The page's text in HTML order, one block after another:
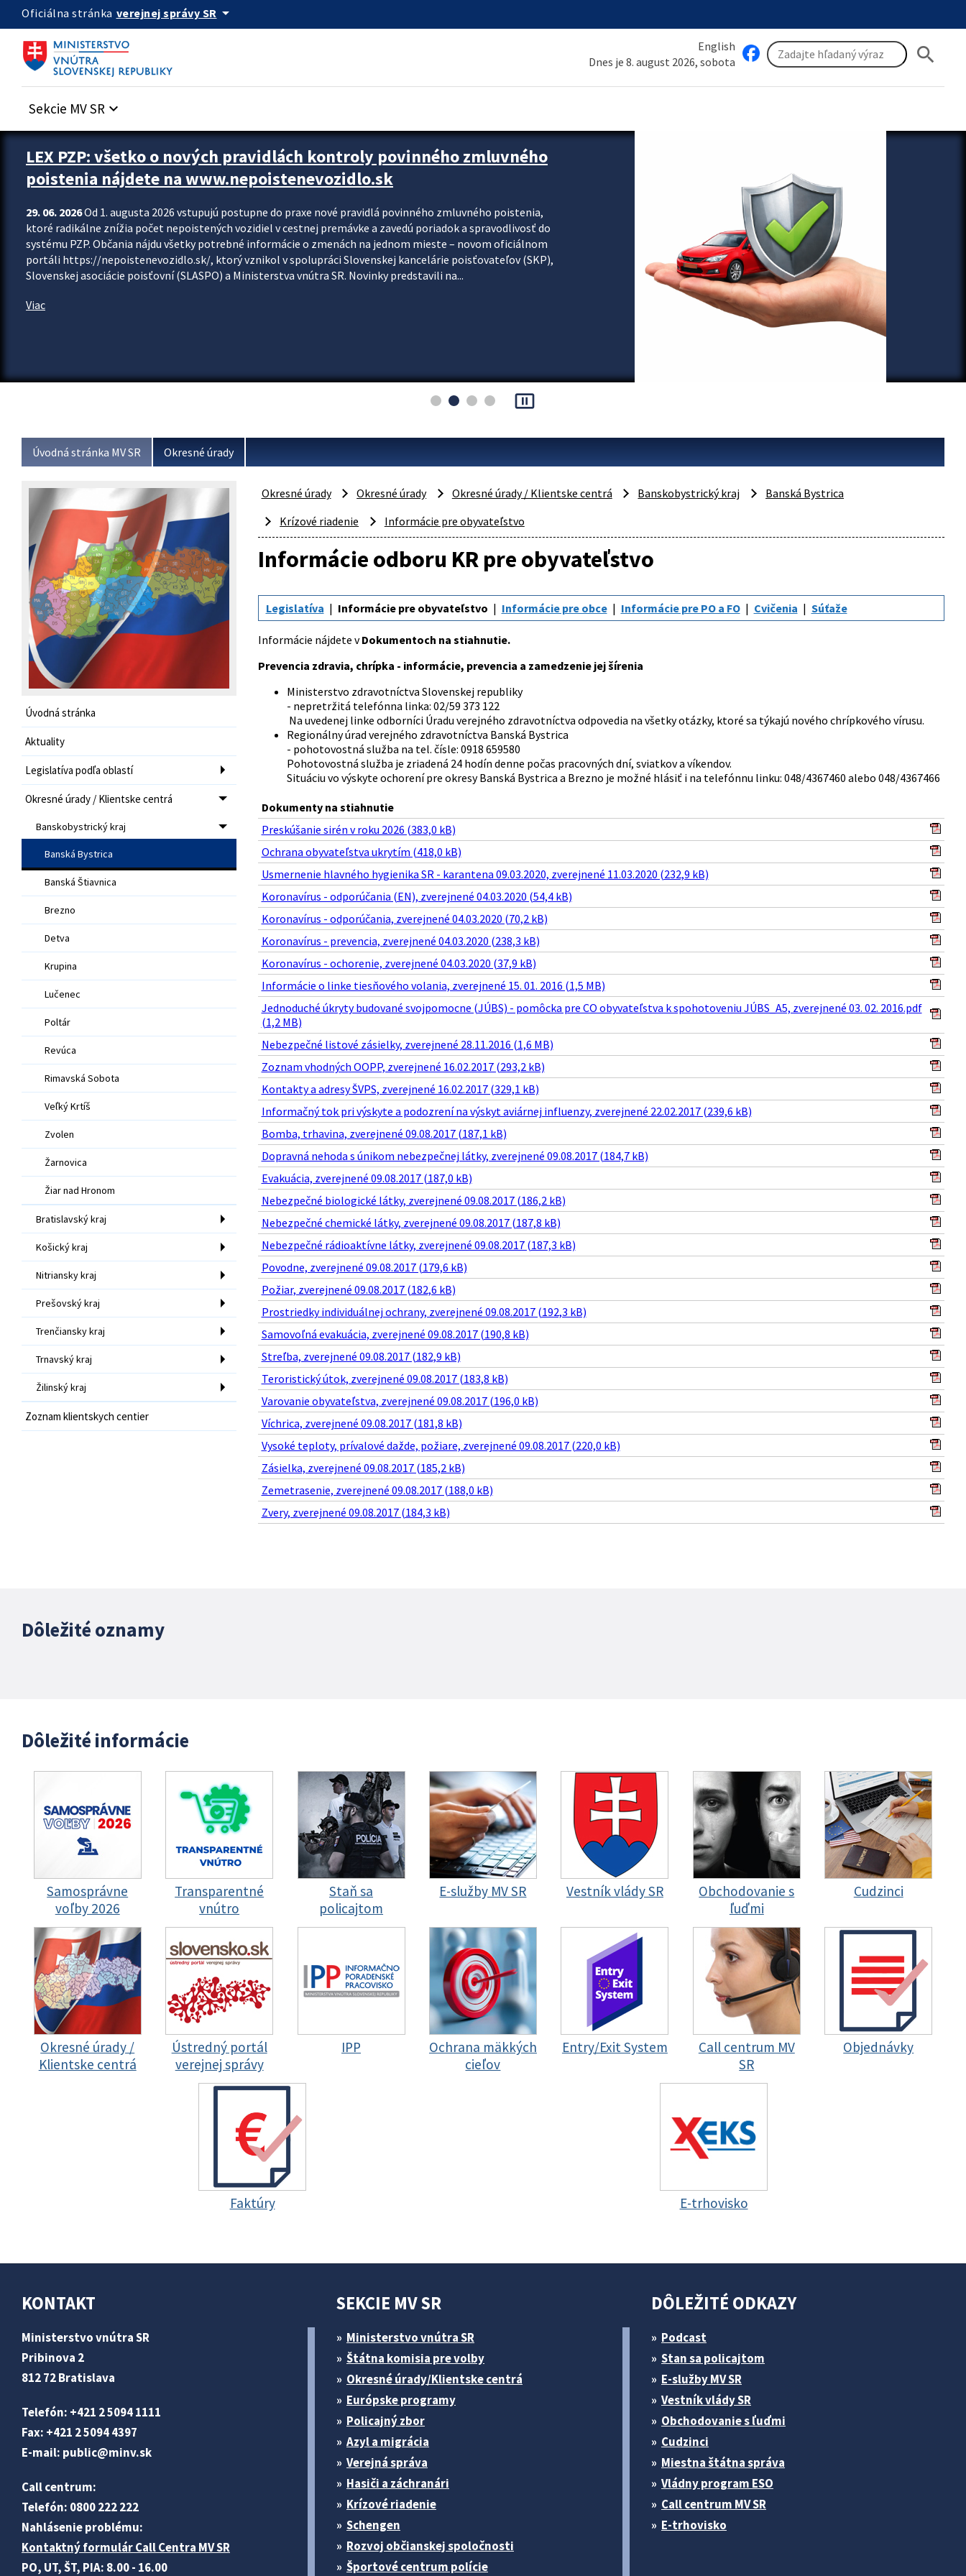
Preskocit na hlavný obsah
Oficiálna stránka verejnej správy SR arrow_drop_down
English
Dnes je 8. august 2026, sobota
search
Sekcie MV SR keyboard_arrow_down
Zastavit automatický posun upútavok
LEX PZP: všetko o nových pravidlách kontroly povinného zmluvného
poistenia nájdete na www.nepoistenevozidlo.sk
29. 06. 2026Od 1. augusta 2026 vstupujú postupne do praxe nové pravidlá povinného zmluvného poistenia,
ktoré radikálne znížia počet nepoistených vozidiel v cestnej premávke a zavedú poriadok a spravodlivosť do
systému PZP. Občania nájdu všetky potrebné informácie o zmenách na jednom mieste – novom oficiálnom
portáli https://nepoistenevozidlo.sk/, ktorý vznikol v spolupráci Slovenskej kancelárie poisťovateľov (SKP),
Slovenskej asociácie poisťovní (SLASPO) a Ministerstva vnútra SR. Novinky predstavili na...
Viac
pause_presentation
Úvodná stránka MV SR Okresné úrady
Úvodná stránka
Aktuality
Legislatíva podľa oblastí
Okresné úrady / Klientske centrá
Banskobystrický kraj
Banská Bystrica
Banská Štiavnica
Brezno
Detva
Krupina
Lučenec
Poltár
Revúca
Rimavská Sobota
Veľký Krtíš
Zvolen
Žarnovica
Žiar nad Hronom
Bratislavský kraj
Košický kraj
Nitriansky kraj
Prešovský kraj
Trenčiansky kraj
Trnavský kraj
Žilinský kraj
Zoznam klientskych centier
Okresné úrady Okresné úrady Okresné úrady / Klientske centrá Banskobystrický kraj
Banská Bystrica
Krízové riadenie
Informácie pre obyvateľstvo
Informácie odboru KR pre obyvateľstvo
Legislatíva Informácie pre obyvateľstvo Informácie pre obce Informácie pre PO a FO Cvičenia Súťaže
Informácie nájdete vDokumentoch na stiahnutie.
Prevencia zdravia, chrípka - informácie, prevencia a zamedzenie jej šírenia
Ministerstvo zdravotníctva Slovenskej republiky
- nepretržitá telefónna linka: 02/59 373 122
Na uvedenej linke odborníci Úradu verejného zdravotníctva odpovedia na všetky otázky, ktoré sa týkajú nového chrípkového vírusu.
Regionálny úrad verejného zdravotníctva Banská Bystrica
- pohotovostná služba na tel. čísle: 0918 659580
Pohotovostná služba je zriadená 24 hodín denne počas pracovných dní, sviatkov a víkendov.
Situáciu vo výskyte ochorení pre okresy Banská Bystrica a Brezno je možné hlásiť i na telefónnu linku: 048/4367460 alebo 048/4367466
Dokumenty na stiahnutie
Preskúšanie sirén v roku 2026 (383,0 kB)
Ochrana obyvateľstva ukrytím (418,0 kB)
Usmernenie hlavného hygienika SR - karantena 09.03.2020, zverejnené 11.03.2020 (232,9 kB)
Koronavírus - odporúčania (EN), zverejnené 04.03.2020 (54,4 kB)
Koronavírus - odporúčania, zverejnené 04.03.2020 (70,2 kB)
Koronavírus - prevencia, zverejnené 04.03.2020 (238,3 kB)
Koronavírus - ochorenie, zverejnené 04.03.2020 (37,9 kB)
Informácie o linke tiesňového volania, zverejnené 15. 01. 2016 (1,5 MB)
Jednoduché úkryty budované svojpomocne (JÚBS) - pomôcka pre CO obyvateľstva k spohotoveniu JÚBS_A5, zverejnené 03. 02. 2016.pdf
(1,2 MB)
Nebezpečné listové zásielky, zverejnené 28.11.2016 (1,6 MB)
Zoznam vhodných OOPP, zverejnené 16.02.2017 (293,2 kB)
Kontakty a adresy ŠVPS, zverejnené 16.02.2017 (329,1 kB)
Informačný tok pri výskyte a podozrení na výskyt aviárnej influenzy, zverejnené 22.02.2017 (239,6 kB)
Bomba, trhavina, zverejnené 09.08.2017 (187,1 kB)
Dopravná nehoda s únikom nebezpečnej látky, zverejnené 09.08.2017 (184,7 kB)
Evakuácia, zverejnené 09.08.2017 (187,0 kB)
Nebezpečné biologické látky, zverejnené 09.08.2017 (186,2 kB)
Nebezpečné chemické látky, zverejnené 09.08.2017 (187,8 kB)
Nebezpečné rádioaktívne látky, zverejnené 09.08.2017 (187,3 kB)
Povodne, zverejnené 09.08.2017 (179,6 kB)
Požiar, zverejnené 09.08.2017 (182,6 kB)
Prostriedky individuálnej ochrany, zverejnené 09.08.2017 (192,3 kB)
Samovoľná evakuácia, zverejnené 09.08.2017 (190,8 kB)
Streľba, zverejnené 09.08.2017 (182,9 kB)
Teroristický útok, zverejnené 09.08.2017 (183,8 kB)
Varovanie obyvateľstva, zverejnené 09.08.2017 (196,0 kB)
Víchrica, zverejnené 09.08.2017 (181,8 kB)
Vysoké teploty, prívalové dažde, požiare, zverejnené 09.08.2017 (220,0 kB)
Zásielka, zverejnené 09.08.2017 (185,2 kB)
Zemetrasenie, zverejnené 09.08.2017 (188,0 kB)
Zvery, zverejnené 09.08.2017 (184,3 kB)
Dôležité oznamy
Dôležité informácie
Samosprávne
voľby 2026
Transparentné
vnútro
Staň sa
policajtom
E-služby MV SR Vestník vlády SR
Obchodovanie s
ľuďmi
Cudzinci
Okresné úrady /
Klientske centrá
Ústredný portál
verejnej správy
IPP
Ochrana mäkkých
cieľov
Entry/Exit System
Call centrum MV
SR
Objednávky
Faktúry E-trhovisko
KONTAKT
Ministerstvo vnútra SR
Pribinova 2
812 72 Bratislava
Telefón: +421 2 5094 1111
Fax: +421 2 5094 4397
E-mail: public@minv.sk
Call centrum:
Telefón: 0800 222 222
Nahlásenie problému:
Kontaktný formulár Call Centra MV SR
PO, UT, ŠT, PIA: 8.00 - 16.00
SEKCIE MV SR
Ministerstvo vnútra SR
Štátna komisia pre volby
Okresné úrady/Klientske centrá
Európske programy
Policajný zbor
Azyl a migrácia
Verejná správa
Hasiči a záchranári
Krízové riadenie
Schengen
Rozvoj občianskej spoločnosti
Športové centrum polície
DÔLEŽITÉ ODKAZY
Podcast
Stan sa policajtom
E-služby MV SR
Vestník vlády SR
Obchodovanie s ľuďmi
Cudzinci
Miestna štátna správa
Vládny program ESO
Call centrum MV SR
E-trhovisko